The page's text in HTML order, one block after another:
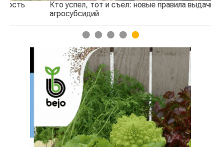
Кто успел, тот и съел: новые правила выдачи
агросубсидий
1 2 3 4 5